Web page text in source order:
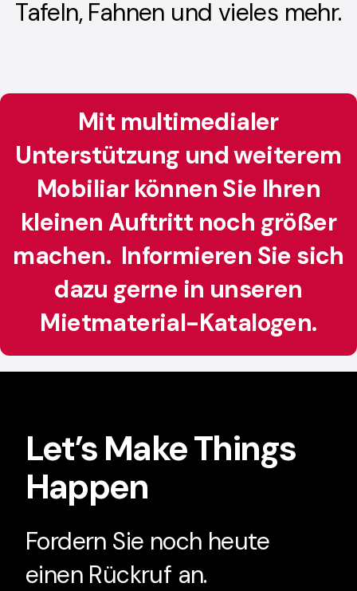
Tafeln, Fahnen und vieles mehr.
Mit multimedialer
Unterstützung und weiterem
Mobiliar können Sie Ihren
kleinen Auftritt noch größer
machen. Informieren Sie sich
dazu gerne in unseren
Mietmaterial-Katalogen.
Let’s Make Things
Happen
Fordern Sie noch heute
einen Rückruf an.